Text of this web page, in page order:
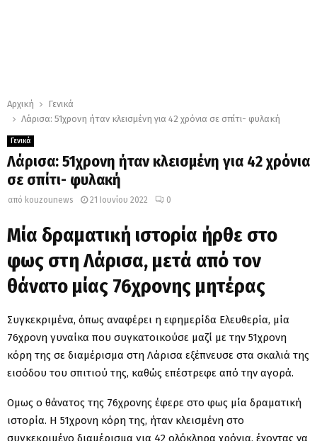
Αρχική
Γενικά
Λάρισα: 51χρονη ήταν κλεισμένη για 42 χρόνια σε σπίτι- φυλακή
Γενικά
Λάρισα: 51χρονη ήταν κλεισμένη για 42 χρόνια
σε σπίτι- φυλακή
από kouzounews 21 Ιουνίου 2022 0
Μία δραματική ιστορία ήρθε στο
φως στη Λάρισα, μετά από τον
θάνατο μίας 76χρονης μητέρας
Συγκεκριμένα, όπως αναφέρει η εφημερίδα Ελευθερία, μία
76χρονη γυναίκα που συγκατοικούσε μαζί με την 51χρονη
κόρη της σε διαμέρισμα στη Λάρισα εξέπνευσε στα σκαλιά της
εισόδου του σπιτιού της, καθώς επέστρεφε από την αγορά.
Ομως ο θάνατος της 76χρονης έφερε στο φως μία δραματική
ιστορία. Η 51χρονη κόρη της, ήταν κλεισμένη στο
συγκεκριμένο διαμέρισμα για 42 ολόκληρα χρόνια, έχοντας να